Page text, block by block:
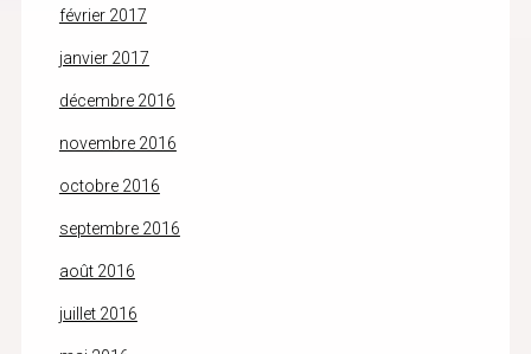
février 2017
janvier 2017
décembre 2016
novembre 2016
octobre 2016
septembre 2016
août 2016
juillet 2016